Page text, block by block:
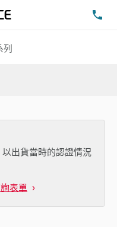
列
出貨當時的認證情況
表單